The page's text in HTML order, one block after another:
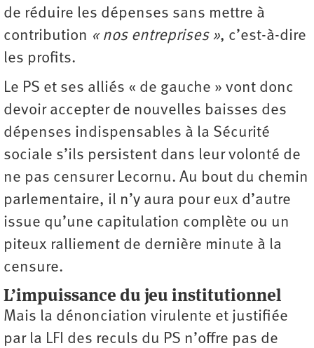
de réduire les dépenses sans mettre à
contribution « nos entreprises », c’est-à-dire
les profits.
Le PS et ses alliés « de gauche » vont donc
devoir accepter de nouvelles baisses des
dépenses indispensables à la Sécurité
sociale s’ils persistent dans leur volonté de
ne pas ­censurer Lecornu. Au bout du chemin
parlementaire, il n’y aura pour eux d’autre
issue qu’une capitulation complète ou un
piteux ralliement de dernière minute à la
censure.
L’impuissance du jeu institutionnel
Mais la dénonciation virulente et justifiée
par la LFI des reculs du PS n’offre pas de